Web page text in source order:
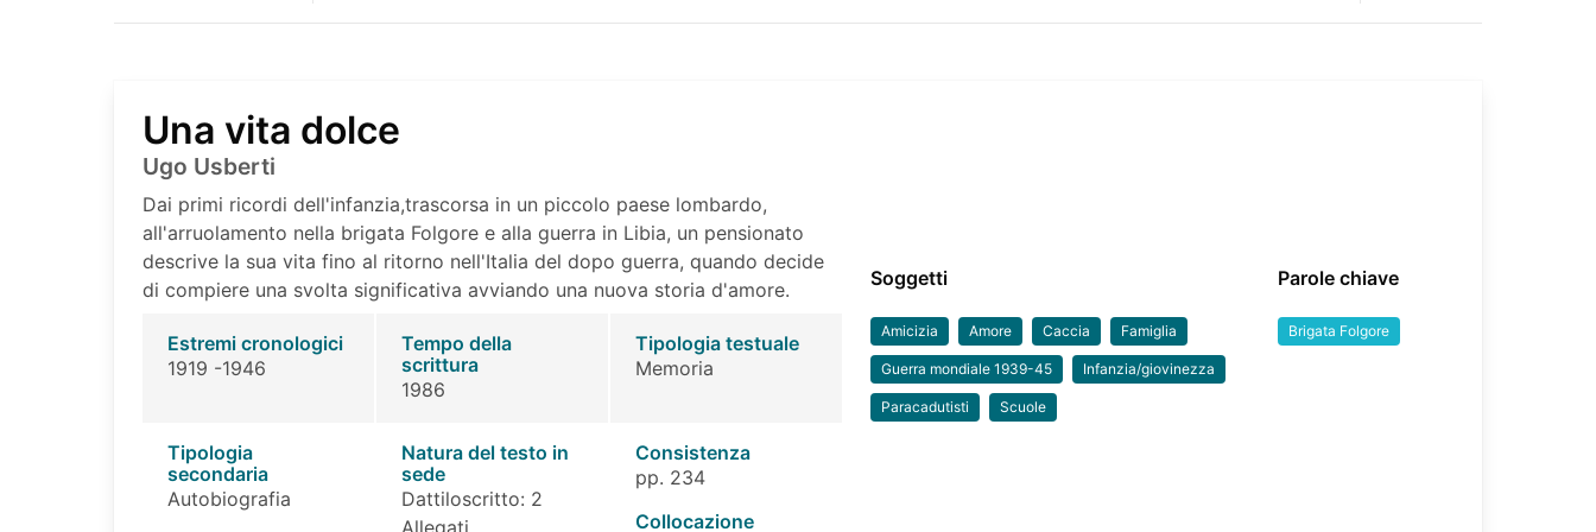
Una vita dolce
Ugo Usberti
Dai primi ricordi dell'infanzia,trascorsa in un piccolo paese lombardo,
all'arruolamento nella brigata Folgore e alla guerra in Libia, un pensionato
descrive la sua vita fino al ritorno nell'Italia del dopo guerra, quando decide
di compiere una svolta significativa avviando una nuova storia d'amore.
Estremi cronologici
1919 -1946
Tempo della
scrittura
1986
Tipologia testuale
Memoria
Tipologia
secondaria
Autobiografia
Natura del testo in
sede
Dattiloscritto: 2
Allegati
Consistenza
pp. 234
Collocazione
Soggetti
Amicizia Amore Caccia Famiglia
Guerra mondiale 1939-45 Infanzia/giovinezza
Paracadutisti Scuole
Parole chiave
Brigata Folgore